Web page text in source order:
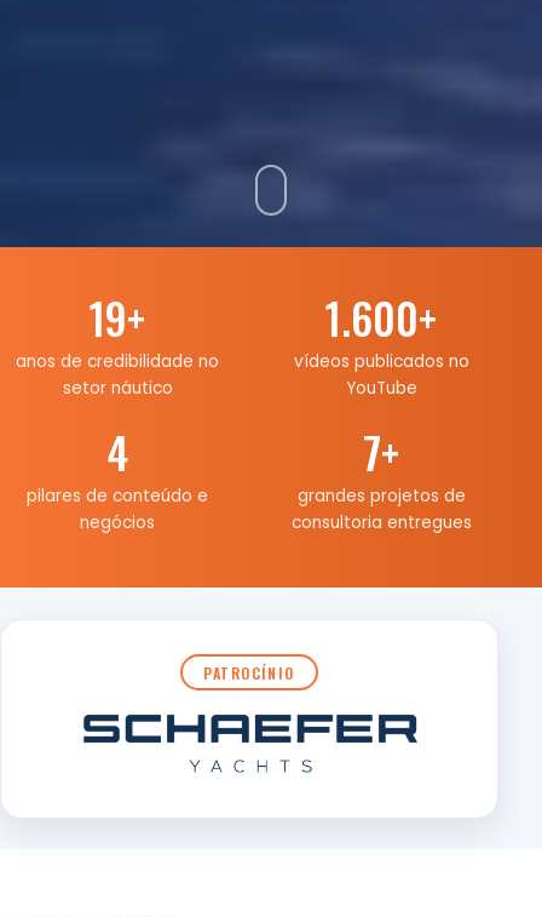
19+
anos de credibilidade no
setor náutico
1.600+
vídeos publicados no
YouTube
4
pilares de conteúdo e
negócios
7+
grandes projetos de
consultoria entregues
PATROCÍNIO